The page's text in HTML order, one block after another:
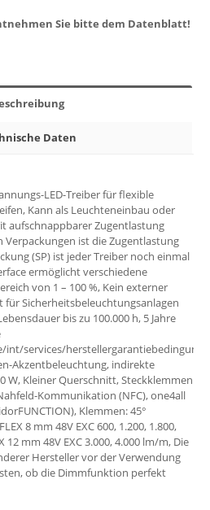
Sie bitte dem Datenblatt!
Daten
LED-Treiber für flexible
Kann als Leuchteneinbau oder
aufschnappbarer Zugentlastung
ist die Zugentlastung
(SP) ist jeder Treiber noch einmal
ermöglicht verschiedene
von 1 – 100 %, Kein externer
für Sicherheitsbeleuchtungsanlagen
bis zu 100.000 h, 5 Jahre
services/
Akzentbeleuchtung, indirekte
W, Kleiner Querschnitt, Steckklemmen
Kommunikation (NFC), one4all
Klemmen: 45°
8 mm 48V EXC 600, 1.200, 1.800,
12 mm 48V EXC 3.000, 4.000 lm/m, Die
Hersteller vor der Verwendung
ob die Dimmfunktion perfekt